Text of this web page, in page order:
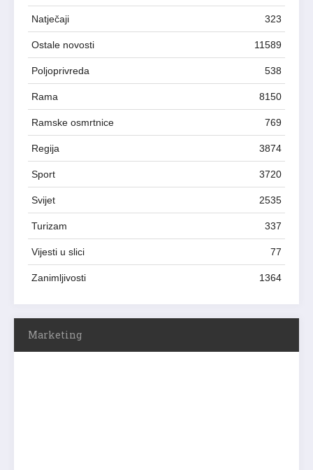
Natječaji 323
Ostale novosti 11589
Poljoprivreda 538
Rama 8150
Ramske osmrtnice 769
Regija 3874
Sport 3720
Svijet 2535
Turizam 337
Vijesti u slici 77
Zanimljivosti 1364
Marketing